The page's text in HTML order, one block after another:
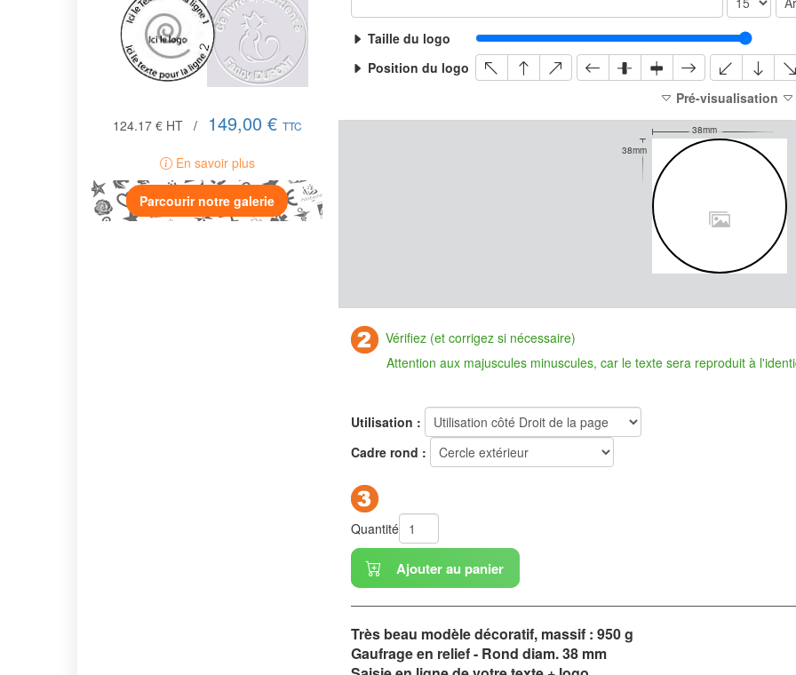
124.17 € HT/ 149,00 € TTC
En savoir plus
Parcourir notre galerie
Taille du logo
Position du logo
Pré-visualisation
38mm
38mm
Vérifiez (et corrigez si nécessaire)
Attention aux majuscules minuscules, car le texte sera reproduit à
Utilisation :
Cadre rond :
Quantité
Ajouter au panier
Très beau modèle décoratif, massif : 950 g
Gaufrage en relief - Rond diam. 38 mm